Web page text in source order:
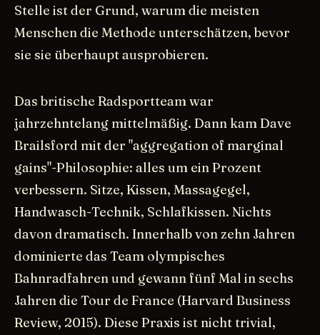
Stelle ist der Grund, warum die meisten
Menschen die Methode unterschätzen, bevor
sie sie überhaupt ausprobieren.
Das britische Radsportteam war
jahrzehntelang mittelmäßig. Dann kam Dave
Brailsford mit der "aggregation of marginal
gains"-Philosophie: alles um ein Prozent
verbessern. Sitze, Kissen, Massagegel,
Handwasch-Technik, Schlafkissen. Nichts
davon dramatisch. Innerhalb von zehn Jahren
dominierte das Team olympisches
Bahnradfahren und gewann fünf Mal in sechs
Jahren die Tour de France (Harvard Business
Review, 2015). Diese Praxis ist nicht trivial,